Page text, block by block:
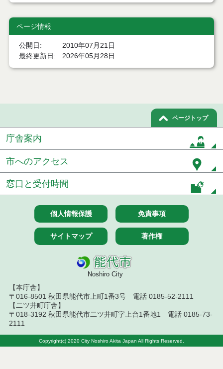
ページ情報
公開日
2010年07月21日
最終更新日
2026年05月28日
ページトップ
庁舎案内
市へのアクセス
窓口と受付時間
個人情報保護 免責事項
サイトマップ 著作権
Noshiro City
【本庁舎】
〒016-8501 秋田県能代市上町1番3号 電話 0185-52-2111
【二ツ井町庁舎】
〒018-3192 秋田県能代市二ツ井町字上台1番地1 電話 0185-73-
2111
Copyright(c) 2020 City Noshiro Akita Japan All Rights Reserved.